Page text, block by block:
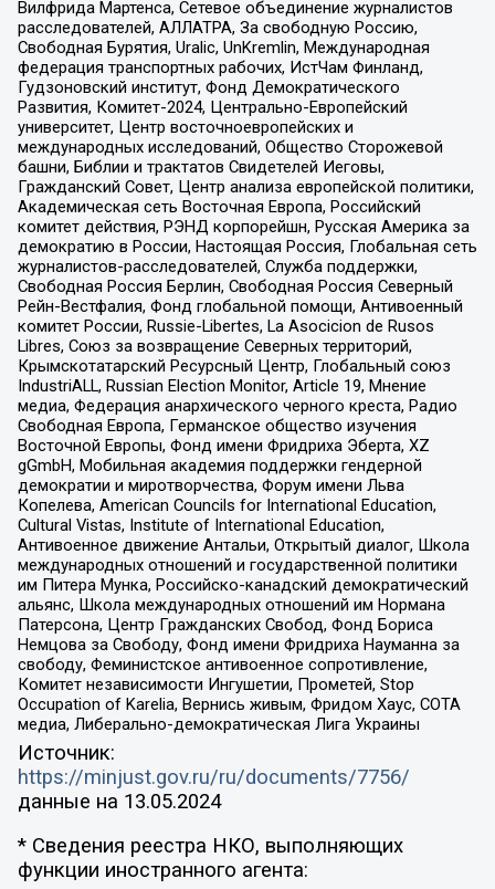
Вилфрида Мартенса, Сетевое объединение журналистов
расследователей, АЛЛАТРА, За свободную Россию,
Свободная Бурятия, Uralic, UnKremlin, Международная
федерация транспортных рабочих, ИстЧам Финланд,
Гудзоновский институт, Фонд Демократического
Развития, Комитет-2024, Центрально-Европейский
университет, Центр восточноевропейских и
международных исследований, Общество Сторожевой
башни, Библии и трактатов Свидетелей Иеговы,
Гражданский Совет, Центр анализа европейской политики,
Академическая сеть Восточная Европа, Российский
комитет действия, РЭНД корпорейшн, Русская Америка за
демократию в России, Настоящая Россия, Глобальная сеть
журналистов-расследователей, Служба поддержки,
Свободная Россия Берлин, Свободная Россия Северный
Рейн-Вестфалия, Фонд глобальной помощи, Антивоенный
комитет России, Russie-Libertes, La Asocicion de Rusos
Libres, Союз за возвращение Северных территорий,
Крымскотатарский Ресурсный Центр, Глобальный союз
IndustriALL, Russian Election Monitor, Article 19, Мнение
медиа, Федерация анархического черного креста, Радио
Свободная Европа, Германское общество изучения
Восточной Европы, Фонд имени Фридриха Эберта, XZ
gGmbH, Мобильная академия поддержки гендерной
демократии и миротворчества, Форум имени Льва
Копелева, American Councils for International Education,
Cultural Vistas, Institute of International Education,
Антивоенное движение Антальи, Открытый диалог, Школа
международных отношений и государственной политики
им Питера Мунка, Российско-канадский демократический
альянс, Школа международных отношений им Нормана
Патерсона, Центр Гражданских Свобод, Фонд Бориса
Немцова за Свободу, Фонд имени Фридриха Науманна за
свободу, Феминистское антивоенное сопротивление,
Комитет независимости Ингушетии, Прометей, Stop
Occupation of Karelia, Вернись живым, Фридом Хаус, СОТА
медиа, Либерально-демократическая Лига Украины
Источник:
https://minjust.gov.ru/ru/documents/7756/
данные на 13.05.2024
* Сведения реестра НКО, выполняющих
функции иностранного агента: